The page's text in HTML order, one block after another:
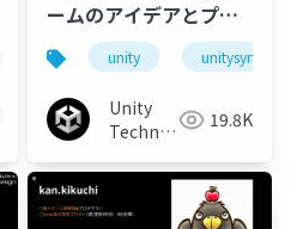
ームのアイデアとプロ
トタイプのつくり方
unity unitysync
Unity
Technologies19.8K